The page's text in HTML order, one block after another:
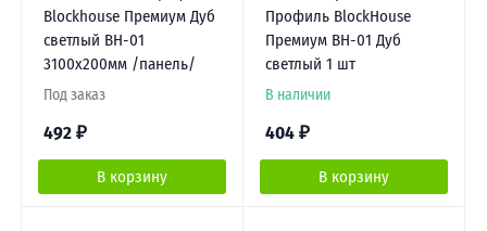
Blockhouse Премиум Дуб
светлый ВН-01
3100х200мм /панель/
Под заказ
492 ₽
В корзину
Профиль BlockHouse
Премиум BH-01 Дуб
светлый 1 шт
В наличии
404 ₽
В корзину